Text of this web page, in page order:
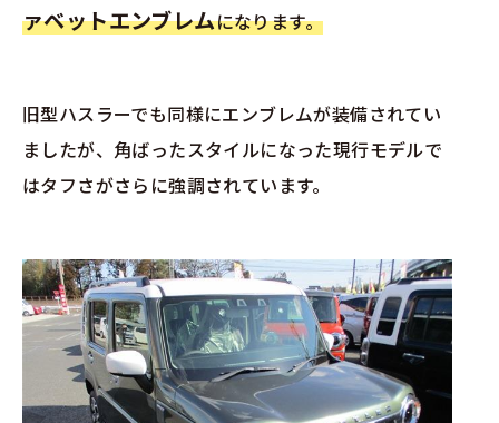
ァベットエンブレムになります。
旧型ハスラーでも同様にエンブレムが装備されてい
ましたが、角ばったスタイルになった現行モデルで
はタフさがさらに強調されています。